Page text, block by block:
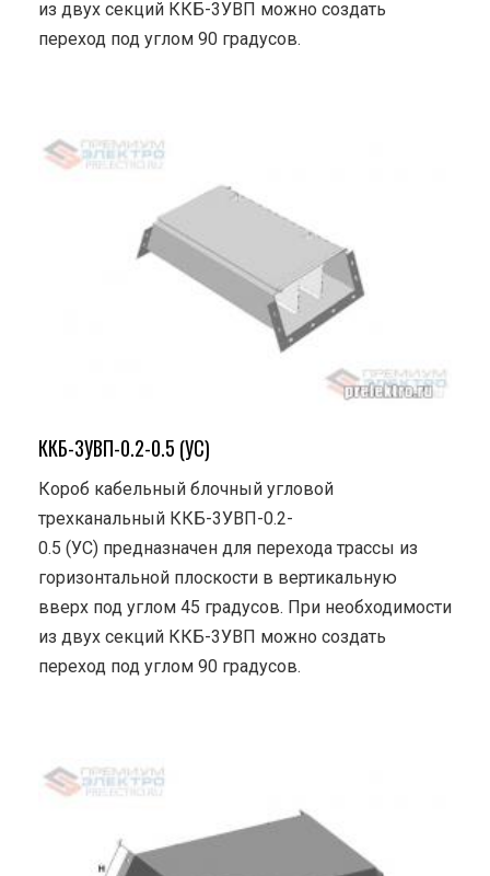
из двух секций ККБ-3УВП можно создать
переход под углом 90 градусов.
ККБ-3УВП-0.2-0.5 (УС)
Короб кабельный блочный угловой
трехканальный ККБ-3УВП-0.2-
0.5 (УС) предназначен для перехода трассы из
горизонтальной плоскости в вертикальную
вверх под углом 45 градусов. При необходимости
из двух секций ККБ-3УВП можно создать
переход под углом 90 градусов.